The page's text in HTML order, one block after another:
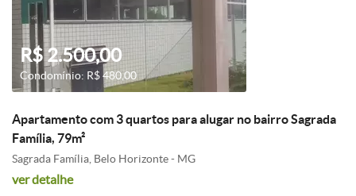
R$ 2.500,00
Condomínio: R$ 480,00
Apartamento com 3 quartos para alugar no bairro Sagrada
Família, 79m²
Sagrada Família, Belo Horizonte - MG
ver detalhe